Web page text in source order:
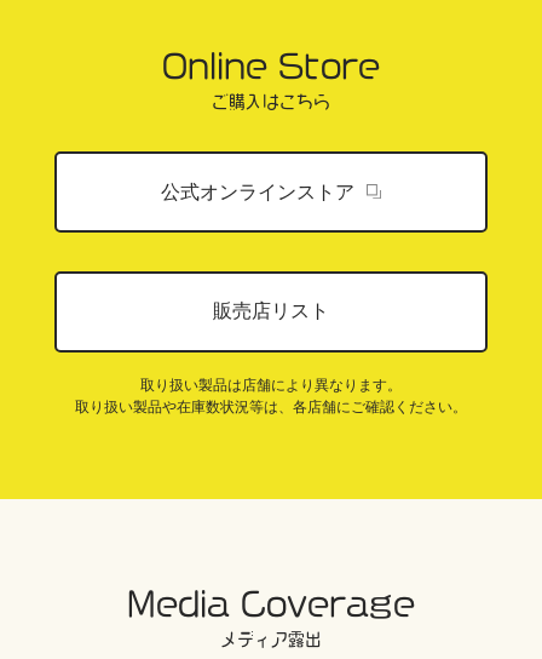
Online Store
ご購入はこちら
公式オンラインストア
販売店リスト
取り扱い製品は店舗により異なります。
取り扱い製品や在庫数状況等は、各店舗にご確認ください。
Media Coverage
メディア露出